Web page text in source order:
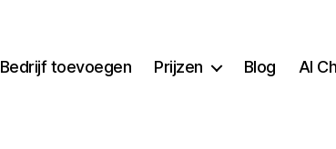
Bedrijf toevoegen Prijzen Blog
AI